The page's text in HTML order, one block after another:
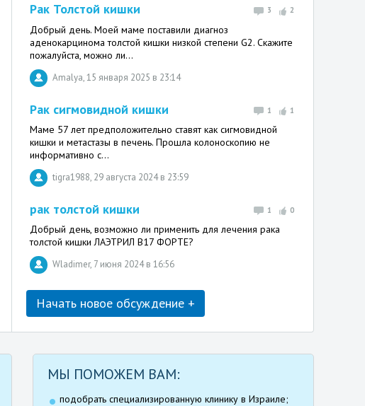
3 2
Рак Толстой кишки
Добрый день. Моей маме поставили диагноз
аденокарцинома толстой кишки низкой степени G2. Скажите
пожалуйста, можно ли...
Amalya, 15 января 2025 в 23:14
1 1
Рак сигмовидной кишки
Маме 57 лет предположительно ставят как сигмовидной
кишки и метастазы в печень. Прошла колоноскопию не
информативно с...
tigra1988, 29 августа 2024 в 23:59
1 0
рак толстой кишки
Добрый день, возможно ли применить для лечения рака
толстой кишки ЛАЭТРИЛ В17 ФОРТЕ?
Wladimer, 7 июня 2024 в 16:56
Начать новое обсуждение +
МЫ ПОМОЖЕМ ВАМ:
подобрать специализированную клинику в Израиле;